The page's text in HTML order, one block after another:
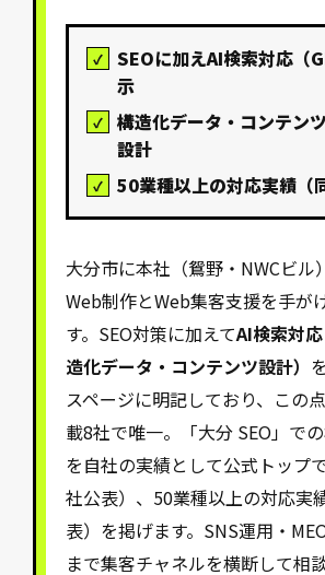
SEOに加えAI検索対応（
示
構造化データ・コンテン
設計
50業種以上の対応実績（
大分市に本社（鴛野・NWCビル
Web制作とWeb集客支援を手が
す。SEO対策に加えてAI検索対
造化データ・コンテンツ設計）
スページに明記しており、この
載8社で唯一。「大分 SEO」で
を自社の実績として公式トップ
社公表）、50業種以上の対応実
表）を掲げます。SNS運用・
まで集客チャネルを横断して相